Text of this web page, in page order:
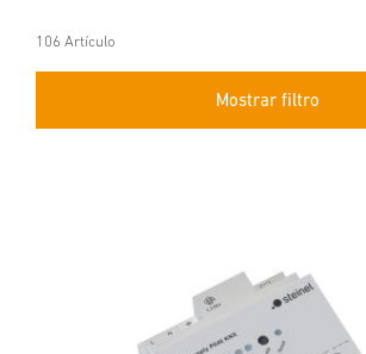
106 Artículo
Mostrar filtro